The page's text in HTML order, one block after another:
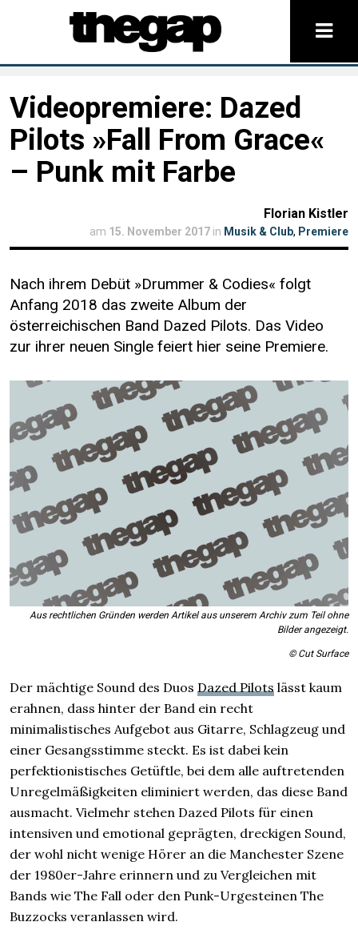
Videopremiere: Dazed
Pilots »Fall From Grace«
– Punk mit Farbe
Florian Kistler
am 15. November 2017 in Musik & Club, Premiere
Nach ihrem Debüt »Drummer & Codies« folgt
Anfang 2018 das zweite Album der
österreichischen Band Dazed Pilots. Das Video
zur ihrer neuen Single feiert hier seine Premiere.
Aus rechtlichen Gründen werden Artikel aus unserem Archiv zum Teil ohne
Bilder angezeigt.
© Cut Surface
Der mächtige Sound des Duos Dazed Pilots lässt kaum
erahnen, dass hinter der Band ein recht
minimalistisches Aufgebot aus Gitarre, Schlagzeug und
einer Gesangsstimme steckt. Es ist dabei kein
perfektionistisches Getüftle, bei dem alle auftretenden
Unregelmäßigkeiten eliminiert werden, das diese Band
ausmacht. Vielmehr stehen Dazed Pilots für einen
intensiven und emotional geprägten, dreckigen Sound,
der wohl nicht wenige Hörer an die Manchester Szene
der 1980er-Jahre erinnern und zu Vergleichen mit
Bands wie The Fall oder den Punk-Urgesteinen The
Buzzocks veranlassen wird.